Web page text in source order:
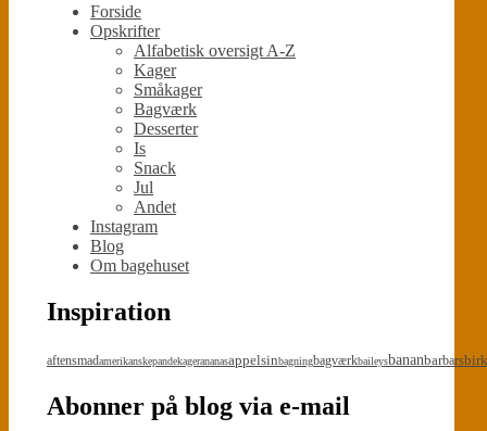
Forside
Opskrifter
Alfabetisk oversigt A-Z
Kager
Småkager
Bagværk
Desserter
Is
Snack
Jul
Andet
Instagram
Blog
Om bagehuset
Inspiration
aftensmadamerikanskepandekagerananasappelsinbagningbagværkbaileysbananbarbars
Abonner på blog via e-mail